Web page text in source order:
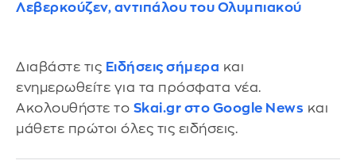
Λεβερκούζεν, αντιπάλου του Ολυμπιακού
Διαβάστε τις Ειδήσεις σήμερα και
ενημερωθείτε για τα πρόσφατα νέα.
Ακολουθήστε το Skai.gr στο Google News και
μάθετε πρώτοι όλες τις ειδήσεις.